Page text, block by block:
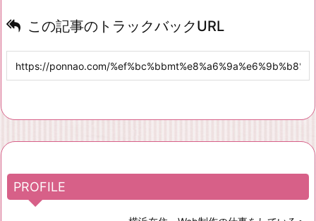
この記事のトラックバックURL
PROFILE